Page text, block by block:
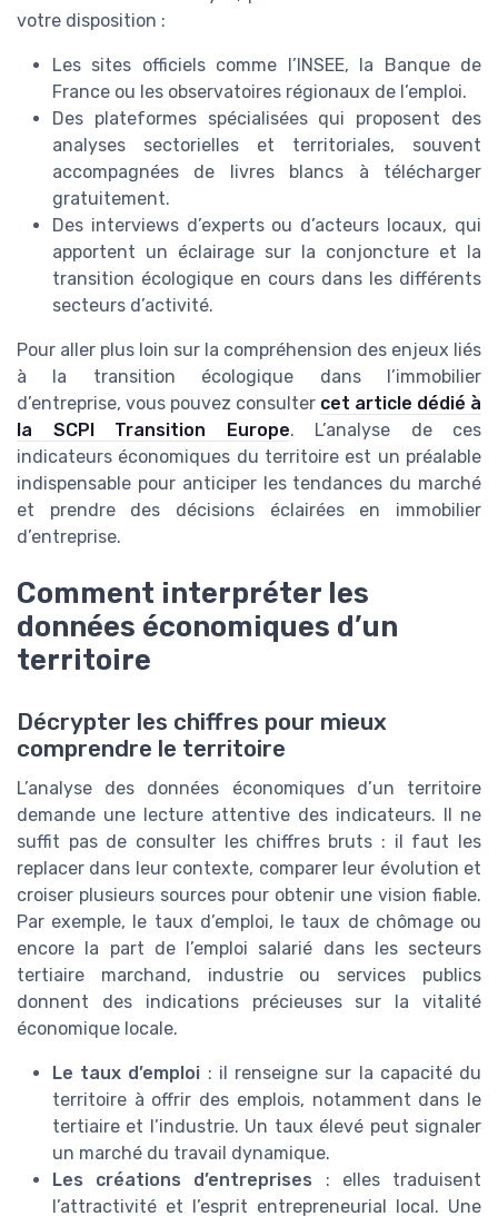
votre disposition :
Les sites officiels comme l’INSEE, la Banque de
France ou les observatoires régionaux de l’emploi.
Des plateformes spécialisées qui proposent des
analyses sectorielles et territoriales, souvent
accompagnées de livres blancs à télécharger
gratuitement.
Des interviews d’experts ou d’acteurs locaux, qui
apportent un éclairage sur la conjoncture et la
transition écologique en cours dans les différents
secteurs d’activité.
Pour aller plus loin sur la compréhension des enjeux liés
à la transition écologique dans l’immobilier
d’entreprise, vous pouvez consulter cet article dédié à
la SCPI Transition Europe. L’analyse de ces
indicateurs économiques du territoire est un préalable
indispensable pour anticiper les tendances du marché
et prendre des décisions éclairées en immobilier
d’entreprise.
Comment interpréter les
données économiques d’un
territoire
Décrypter les chiffres pour mieux
comprendre le territoire
L’analyse des données économiques d’un territoire
demande une lecture attentive des indicateurs. Il ne
suffit pas de consulter les chiffres bruts : il faut les
replacer dans leur contexte, comparer leur évolution et
croiser plusieurs sources pour obtenir une vision fiable.
Par exemple, le taux d’emploi, le taux de chômage ou
encore la part de l’emploi salarié dans les secteurs
tertiaire marchand, industrie ou services publics
donnent des indications précieuses sur la vitalité
économique locale.
Le taux d’emploi : il renseigne sur la capacité du
territoire à offrir des emplois, notamment dans le
tertiaire et l’industrie. Un taux élevé peut signaler
un marché du travail dynamique.
Les créations d’entreprises : elles traduisent
l’attractivité et l’esprit entrepreneurial local. Une